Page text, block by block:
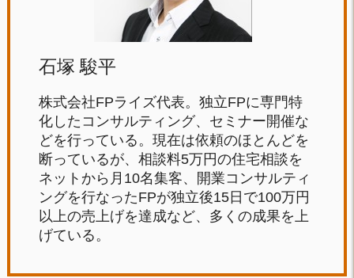
石塚 駿平
株式会社FPライズ代表。独立FPに専門特
化したコンサルティング、セミナー開催な
どを行っている。現在は依頼のほとんどを
断っているが、相談料5万円の住宅相談を
ネットから月10名集客、開業コンサルティ
ングを行なったFPが独立後15日で100万円
以上の売上げを達成など、多くの成果を上
げている。